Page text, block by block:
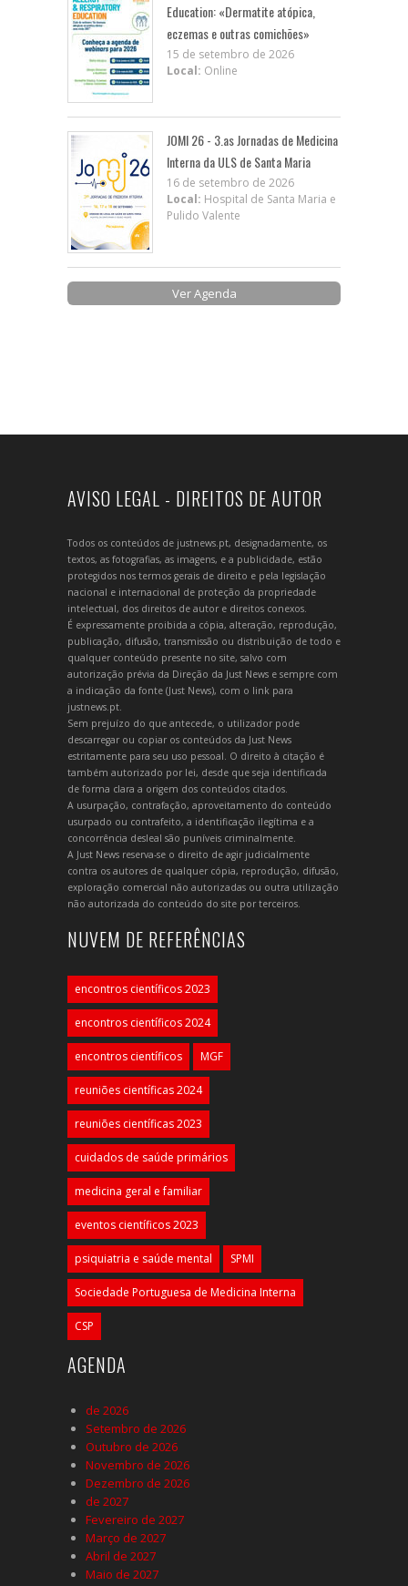
Education: «Dermatite atópica,
eczemas e outras comichões»
15 de setembro de 2026
Local: Online
JOMI 26 - 3.as Jornadas de Medicina
Interna da ULS de Santa Maria
16 de setembro de 2026
Local: Hospital de Santa Maria e
Pulido Valente
Ver Agenda
AVISO LEGAL - DIREITOS DE AUTOR
Todos os conteúdos de justnews.pt, designadamente, os
textos, as fotografias, as imagens, e a publicidade, estão
protegidos nos termos gerais de direito e pela legislação
nacional e internacional de proteção da propriedade
intelectual, dos direitos de autor e direitos conexos.
É expressamente proibida a cópia, alteração, reprodução,
publicação, difusão, transmissão ou distribuição de todo e
qualquer conteúdo presente no site, salvo com
autorização prévia da Direção da Just News e sempre com
a indicação da fonte (Just News), com o link para
justnews.pt.
Sem prejuízo do que antecede, o utilizador pode
descarregar ou copiar os conteúdos da Just News
estritamente para seu uso pessoal. O direito à citação é
também autorizado por lei, desde que seja identificada
de forma clara a origem dos conteúdos citados.
A usurpação, contrafação, aproveitamento do conteúdo
usurpado ou contrafeito, a identificação ilegítima e a
concorrência desleal são puníveis criminalmente.
A Just News reserva-se o direito de agir judicialmente
contra os autores de qualquer cópia, reprodução, difusão,
exploração comercial não autorizadas ou outra utilização
não autorizada do conteúdo do site por terceiros.
NUVEM DE REFERÊNCIAS
encontros científicos 2023
encontros científicos 2024
encontros científicos MGF
reuniões científicas 2024
reuniões científicas 2023
cuidados de saúde primários
medicina geral e familiar
eventos científicos 2023
psiquiatria e saúde mental SPMI
Sociedade Portuguesa de Medicina Interna
CSP
AGENDA
de 2026
Setembro de 2026
Outubro de 2026
Novembro de 2026
Dezembro de 2026
de 2027
Fevereiro de 2027
Março de 2027
Abril de 2027
Maio de 2027